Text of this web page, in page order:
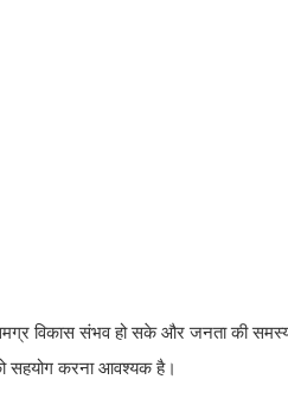
विकास संभव हो सके और जनता की
सहयोग करना आवश्यक है।